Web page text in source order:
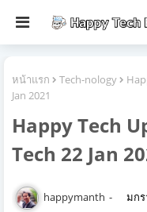
หน้าแรก Tech-nology
Jan 2021
Happy Tech
Tech 22 Jan
happymanth มกร